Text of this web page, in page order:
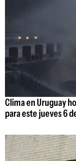
Clima en Uruguay
para este jueves 6